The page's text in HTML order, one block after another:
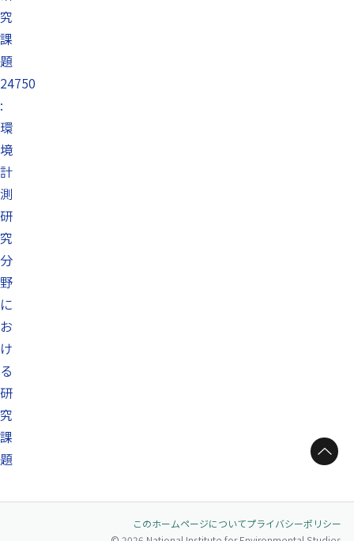
究
課
題
24750
:
環
境
計
測
研
究
分
野
に
お
け
る
研
究
課
題
ページトップへ
このホームページについてプライバシーポリシー